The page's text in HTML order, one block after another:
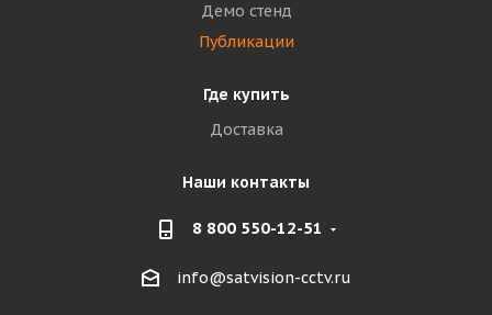
Демо стенд
Публикации
Где купить
Доставка
Наши контакты
8 800 550-12-51
info@satvision-cctv.ru